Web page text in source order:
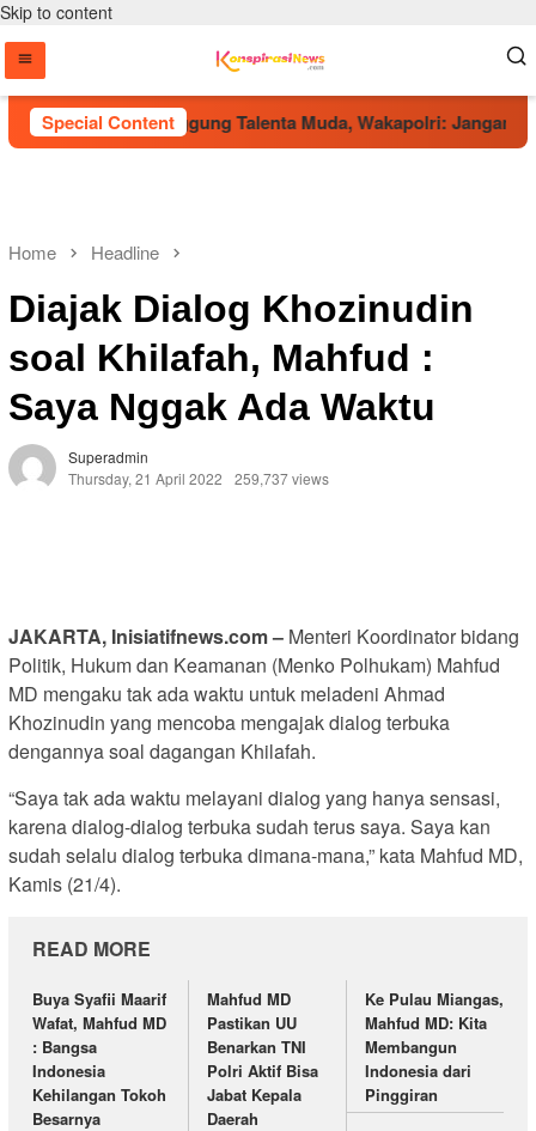
Skip to content
Special Content
2026 Jadi Panggung Talenta Muda, Wakapolri: Jangan
Home Headline
Diajak Dialog Khozinudin
soal Khilafah, Mahfud :
Saya Nggak Ada Waktu
Superadmin
Thursday, 21 April 2022
259,737 views
JAKARTA, Inisiatifnews.com – Menteri Koordinator bidang
Politik, Hukum dan Keamanan (Menko Polhukam) Mahfud
MD mengaku tak ada waktu untuk meladeni Ahmad
Khozinudin yang mencoba mengajak dialog terbuka
dengannya soal dagangan Khilafah.
“Saya tak ada waktu melayani dialog yang hanya sensasi,
karena dialog-dialog terbuka sudah terus saya. Saya kan
sudah selalu dialog terbuka dimana-mana,” kata Mahfud MD,
Kamis (21/4).
READ MORE
Buya Syafii Maarif
Wafat, Mahfud MD
: Bangsa
Indonesia
Kehilangan Tokoh
Besarnya
Mahfud MD
Pastikan UU
Benarkan TNI
Polri Aktif Bisa
Jabat Kepala
Daerah
Ke Pulau Miangas,
Mahfud MD: Kita
Membangun
Indonesia dari
Pinggiran